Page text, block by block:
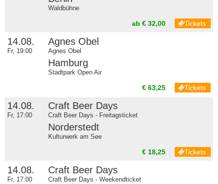
Waldbühne
ab € 32,00 Tickets
14.08.
Fr, 19:00
Agnes Obel
Agnes Obel
Hamburg
Stadtpark Open Air
€ 63,25 Tickets
14.08.
Fr, 17:00
Craft Beer Days
Craft Beer Days - Freitagsticket
Norderstedt
Kulturwerk am See
€ 18,25 Tickets
14.08.
Fr, 17:00
Craft Beer Days
Craft Beer Days - Weekendticket